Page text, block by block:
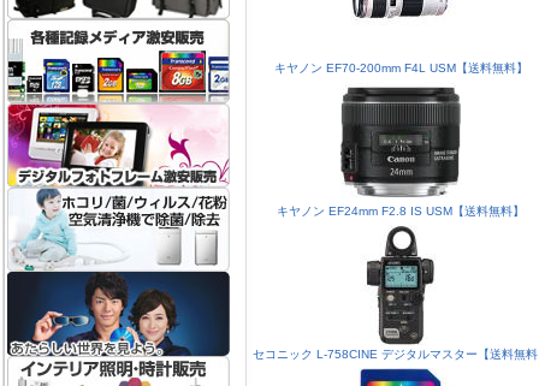
キヤノン EF70-200mm F4L USM【送料無料】
キヤノン EF24mm F2.8 IS USM【送料無料】
セコニック L-758CINE デジタルマスター【送料無料